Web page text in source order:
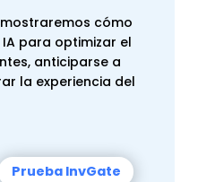
cómo
para optimizar el
anticiparse a
la experiencia del
Prueba InvGate